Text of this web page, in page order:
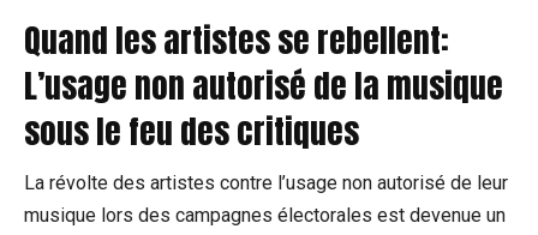
Quand les artistes se rebellent:
L’usage non autorisé de la musique
sous le feu des critiques
La révolte des artistes contre l’usage non autorisé de leur
musique lors des campagnes électorales est devenue un